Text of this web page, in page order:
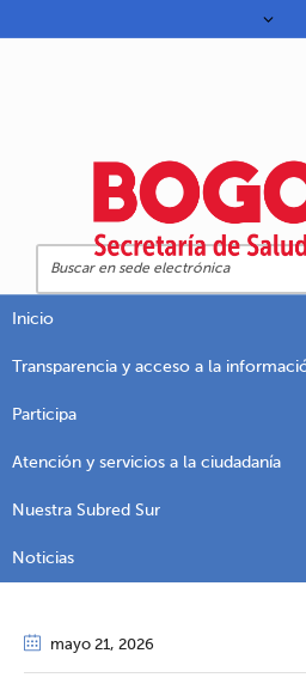
Inicio
Transparencia y acceso a la
Participa
Atención y servicios a la ciudadanía
Nuestra Subred Sur
Noticias
mayo 21, 2026